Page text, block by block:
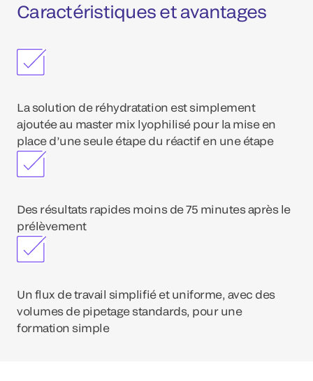
Caractéristiques et avantages
La solution de réhydratation est simplement
ajoutée au master mix lyophilisé pour la mise en
place d’une seule étape du réactif en une étape
Des résultats rapides moins de 75 minutes après le
prélèvement
Un flux de travail simplifié et uniforme, avec des
volumes de pipetage standards, pour une
formation simple